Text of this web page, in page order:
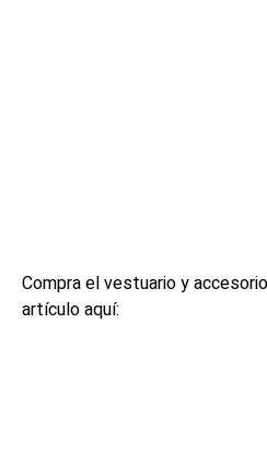
Compra el vestuario y
artículo aquí: